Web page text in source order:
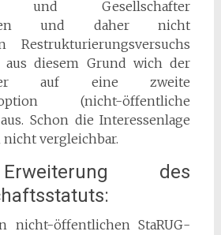
und Gesellschafter
und daher nicht
Restrukturierungsversuchs
aus diesem Grund wich der
auf eine zweite
(nicht-öffentliche
Schon die Interessenlage
vergleichbar.
des
nicht-öffentlichen StaRUG-